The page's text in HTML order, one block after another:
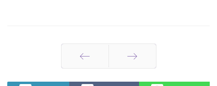
Prev Next